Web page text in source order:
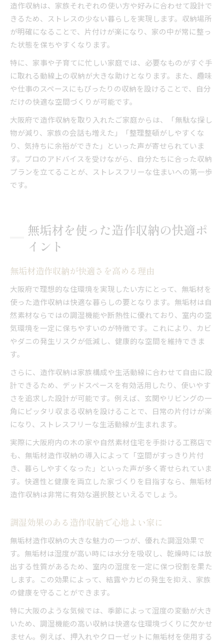
造作収納は、家族それぞれの使い方や好みに合わせて設計で
きるため、ストレスの少ない暮らしを実現します。収納場所
が明確になることで、片付けが楽になり、家の中が常に整っ
た状態を保ちやすくなります。
特に、家事や子育てに忙しい家庭では、必要なものがすぐ手
に取れる動線上の収納が大きな助けとなります。また、趣味
や仕事のスペースにもぴったりの収納を設けることで、自分
だけの快適な空間づくりが可能です。
大阪府で造作収納を取り入れたご家庭からは、「無駄な探し
物が減り、家族の会話も増えた」「整理整頓がしやすくな
り、気持ちに余裕ができた」といった声が寄せられていま
す。プロのアドバイスを受けながら、自分たちに合った収納
プランを立てることが、ストレスフリーな住まいへの第一歩
です。
無垢材を使った造作収納の快適ポ
イント
無垢材造作収納が快適さを高める理由
大阪府で理想的な住環境を実現したい方にとって、無垢材を
使った造作収納は快適な暮らしの要となります。無垢材は自
然素材ならではの調湿機能や断熱性に優れており、室内の空
気環境を一定に保ちやすいのが特徴です。これにより、カビ
やダニの発生リスクが低減し、健康的な空間を維持できま
す。
さらに、造作収納は家族構成や生活動線に合わせて自由に設
計できるため、デッドスペースを有効活用したり、使いやす
さを追求した設計が可能です。例えば、玄関やリビングの一
角にピッタリ収まる収納を設けることで、日常の片付けが楽
になり、ストレスフリーな生活動線が生まれます。
実際に大阪府内の木の家や自然素材住宅を手掛ける工務店で
も、無垢材造作収納の導入によって「空間がすっきり片付
き、暮らしやすくなった」といった声が多く寄せられていま
す。快適性と健康を両立した家づくりを目指すなら、無垢材
造作収納は非常に有効な選択肢といえるでしょう。
調湿効果のある造作収納で心地よい家に
無垢材造作収納の大きな魅力の一つが、優れた調湿効果で
す。無垢材は湿度が高い時には水分を吸収し、乾燥時には放
出する性質があるため、室内の湿度を一定に保つ役割を果た
します。この効果によって、結露やカビの発生を抑え、家族
の健康を守ることができます。
特に大阪のような気候では、季節によって湿度の変動が大き
いため、調湿機能の高い収納は快適な住環境づくりに欠かせ
ません。例えば、押入れやクローゼットに無垢材を使用する